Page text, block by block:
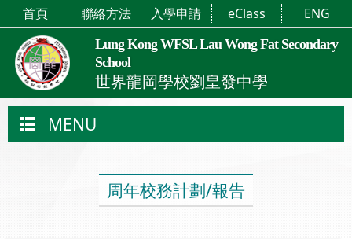
Lung Kong WFSL Lau Wong Fat Secondary
School
世界龍岡學校劉皇發中學
首頁 聯絡方法 入學申請 eClass ENG
MENU
周年校務計劃/報告